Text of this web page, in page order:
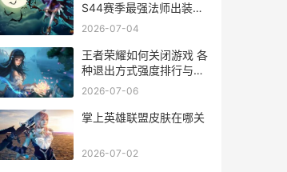
S44赛季最强法师出装推
荐
2026-07-04
王者荣耀如何关闭游戏 各
种退出方式强度排行与实
战选择指南
2026-07-06
掌上英雄联盟皮肤在哪关
2026-07-02